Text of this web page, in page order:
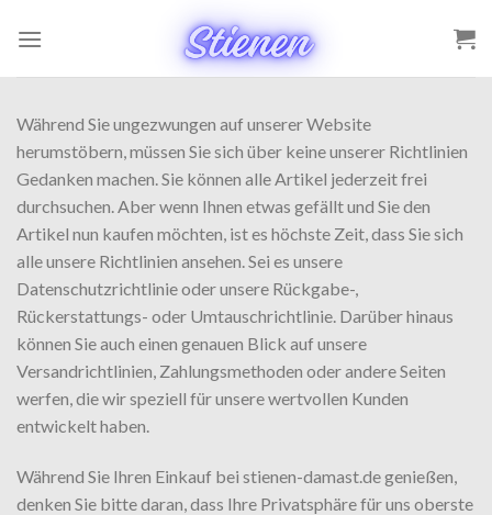
Inhalt
Während Sie ungezwungen auf unserer Website
herumstöbern, müssen Sie sich über keine unserer Richtlinien
Gedanken machen. Sie können alle Artikel jederzeit frei
durchsuchen. Aber wenn Ihnen etwas gefällt und Sie den
Artikel nun kaufen möchten, ist es höchste Zeit, dass Sie sich
alle unsere Richtlinien ansehen. Sei es unsere
Datenschutzrichtlinie oder unsere Rückgabe-,
Rückerstattungs- oder Umtauschrichtlinie. Darüber hinaus
können Sie auch einen genauen Blick auf unsere
Versandrichtlinien, Zahlungsmethoden oder andere Seiten
werfen, die wir speziell für unsere wertvollen Kunden
entwickelt haben.
Während Sie Ihren Einkauf bei stienen-damast.de genießen,
denken Sie bitte daran, dass Ihre Privatsphäre für uns oberste